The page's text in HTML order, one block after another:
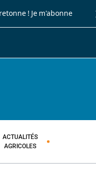
! Je m'abonne
ACTUALITÉS
AGRICOLES